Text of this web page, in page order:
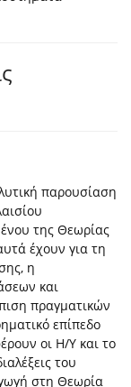
παρουσίαση
της Θεωρίας
έχουν για τη
η
και
πραγματικών
επίπεδο
οι Η/Υ και το
του
στη Θεωρία